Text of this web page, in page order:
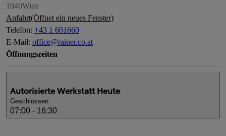
1040Wien
Anfahrt(Öffnet ein neues Fenster)
Telefon: +43 1 601660
E-Mail: office@rainer.co.at
Öffnungszeiten
Autorisierte Werkstatt Heute
Geschlossen
07:00 - 16:30